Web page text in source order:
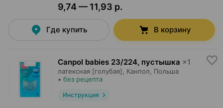
9,74 — 11,93 р.
Где купить В корзину
Canpol babies 23/224, пустышка ×1
латексная [голубая], Канпол , Польша
• без рецепта
Инструкция